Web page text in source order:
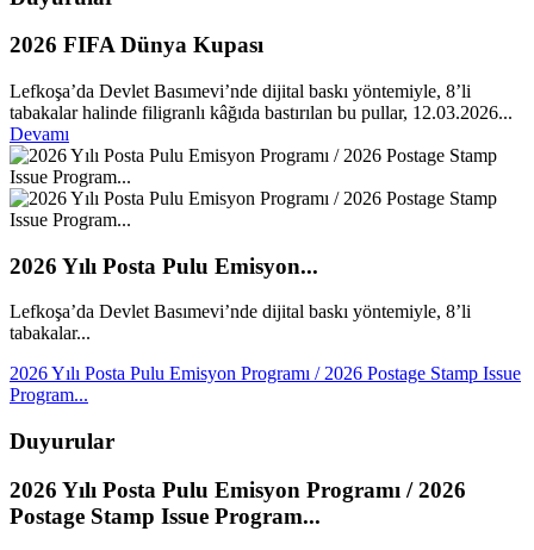
2026 FIFA Dünya Kupası
Lefkoşa’da Devlet Basımevi’nde dijital baskı yöntemiyle, 8’li
tabakalar halinde filigranlı kâğıda bastırılan bu pullar, 12.03.2026...
Devamı
2026 Yılı Posta Pulu Emisyon...
Lefkoşa’da Devlet Basımevi’nde dijital baskı yöntemiyle, 8’li
tabakalar...
2026 Yılı Posta Pulu Emisyon Programı / 2026 Postage Stamp Issue
Program...
Duyurular
2026 Yılı Posta Pulu Emisyon Programı / 2026
Postage Stamp Issue Program...